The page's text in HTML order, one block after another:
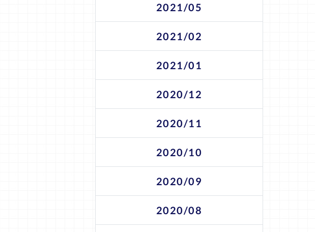
2021/05
2021/02
2021/01
2020/12
2020/11
2020/10
2020/09
2020/08